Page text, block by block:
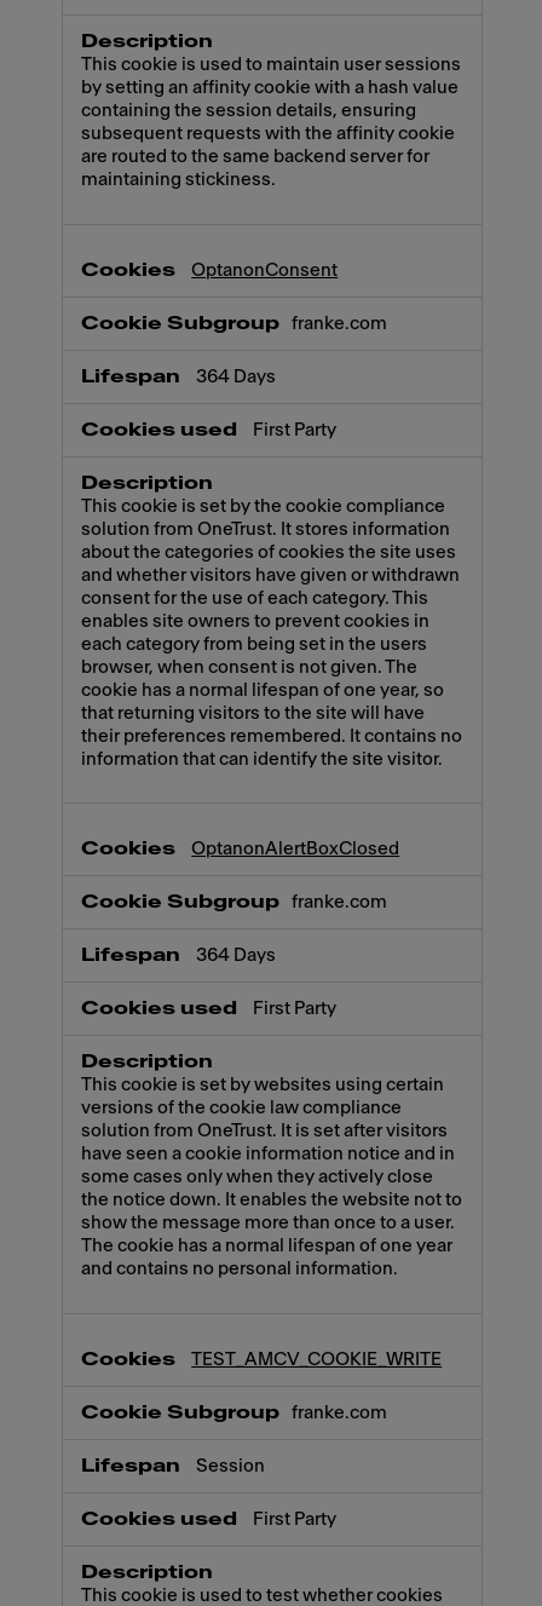
This cookie is used to maintain user sessions
by setting an affinity cookie with a hash value
containing the session details, ensuring
subsequent requests with the affinity cookie
are routed to the same backend server for
maintaining stickiness.
OptanonConsent
franke.com
364 Days
First Party
This cookie is set by the cookie compliance
solution from OneTrust. It stores information
about the categories of cookies the site uses
and whether visitors have given or withdrawn
consent for the use of each category. This
enables site owners to prevent cookies in
each category from being set in the users
browser, when consent is not given. The
cookie has a normal lifespan of one year, so
that returning visitors to the site will have
their preferences remembered. It contains no
information that can identify the site visitor.
OptanonAlertBoxClosed
franke.com
364 Days
First Party
This cookie is set by websites using certain
versions of the cookie law compliance
solution from OneTrust. It is set after visitors
have seen a cookie information notice and in
some cases only when they actively close
the notice down. It enables the website not to
show the message more than once to a user.
The cookie has a normal lifespan of one year
and contains no personal information.
TEST_AMCV_COOKIE_WRITE
franke.com
Session
First Party
This cookie is used to test whether cookies